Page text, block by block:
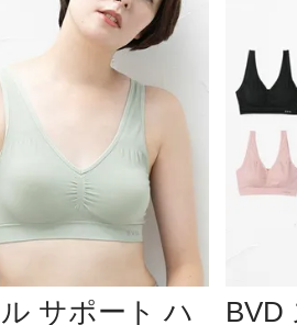
サポート ハ
BVD